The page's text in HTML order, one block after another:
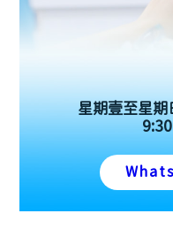
星期壹至星